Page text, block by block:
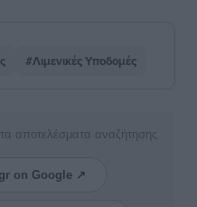
#Λιμενικές Υποδομές
αποτελέσματα αναζήτησης
on Google ↗